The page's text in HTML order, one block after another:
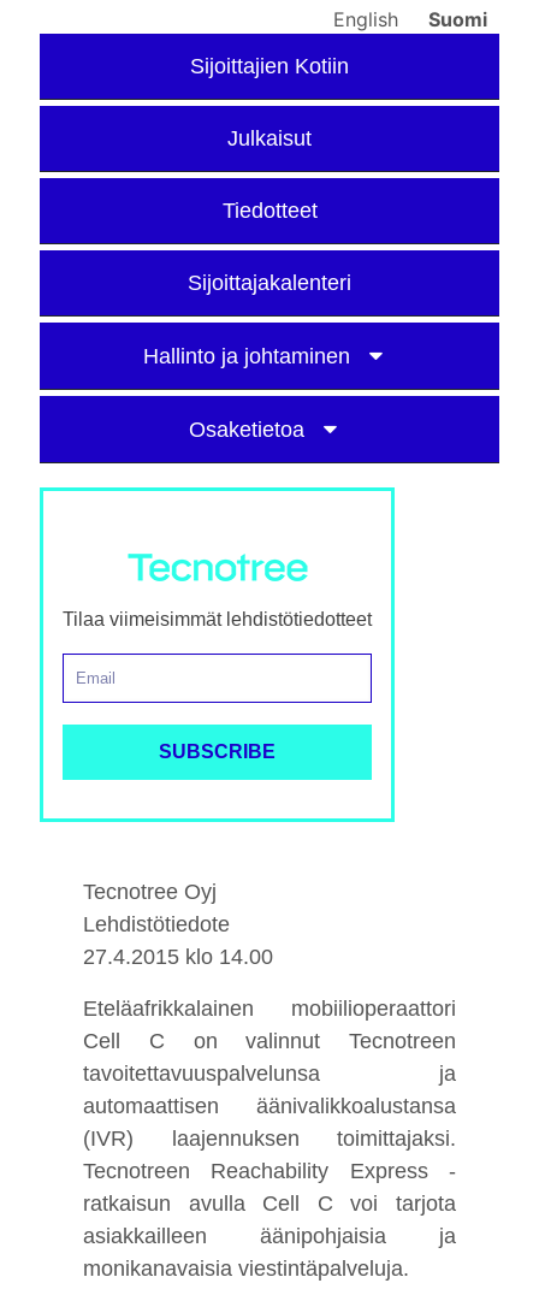
English
Suomi
Sijoittajien Kotiin
Julkaisut
Tiedotteet
Sijoittajakalenteri
Hallinto ja johtaminen
Osaketietoa
Tilaa viimeisimmät lehdistötiedotteet
Tecnotree Oyj
Lehdistötiedote
27.4.2015 klo 14.00
Eteläafrikkalainen mobiilioperaattori
Cell C on valinnut Tecnotreen
tavoitettavuuspalvelunsa ja
automaattisen äänivalikkoalustansa
(IVR) laajennuksen toimittajaksi.
Tecnotreen Reachability Express -
ratkaisun avulla Cell C voi tarjota
asiakkailleen äänipohjaisia ja
monikanavaisia viestintäpalveluja.